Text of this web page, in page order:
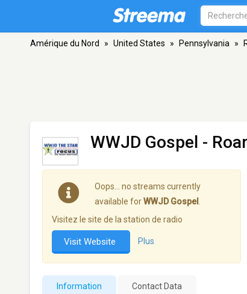
Amérique du Nord » United States » Pennsylvania »
WWJD Gospel -
Oops… no streams currently
available forWWJD Gospel .
Visitez le site de la station de radio
Visit Website Plus
Information Contact Data